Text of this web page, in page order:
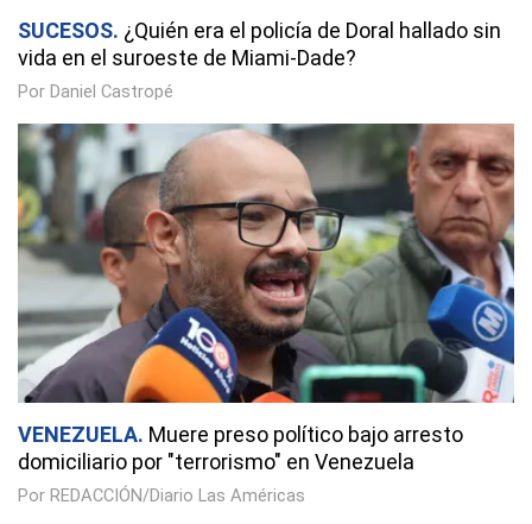
SUCESOS ¿Quién era el policía de Doral hallado sin
vida en el suroeste de Miami-Dade?
Por Daniel Castropé
VENEZUELA Muere preso político bajo arresto
domiciliario por "terrorismo" en Venezuela
Por REDACCIÓN/Diario Las Américas